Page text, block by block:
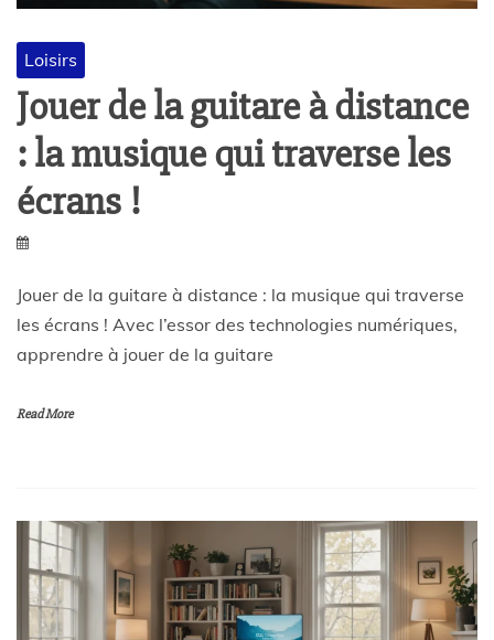
Loisirs
Jouer de la guitare à distance
: la musique qui traverse les
écrans !
Jouer de la guitare à distance : la musique qui traverse
les écrans ! Avec l’essor des technologies numériques,
apprendre à jouer de la guitare
Read More